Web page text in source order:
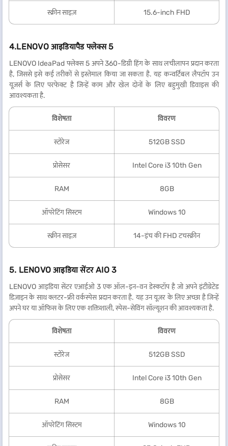
स्क्रीन साइज़ 15.6-inch FHD
4.LENOVO आइडियापैड फ्लेक्स 5
LENOVO IdeaPad फ्लेक्स 5 अपने 360-डिग्री हिंग के साथ लचीलापन प्रदान करता
है, जिससे इसे कई तरीकों से इस्तेमाल किया जा सकता है. यह कन्वर्टिबल लैपटॉप उन
यूज़र्स के लिए परफेक्ट है जिन्हें काम और खेल दोनों के लिए बहुमुखी डिवाइस की
आवश्यकता है.
विशेषता विवरण
स्टोरेज 512GB SSD
प्रोसेसर Intel Core i3 10th Gen
RAM 8GB
ऑपरेटिंग सिस्टम Windows 10
स्क्रीन साइज़ 14-इंच की FHD टचस्क्रीन
5. LENOVO आइडिया सेंटर AIO 3
LENOVO आइडिया सेंटर एआईओ 3 एक ऑल-इन-वन डेस्कटॉप है जो अपने इंटीग्रेटेड
डिज़ाइन के साथ क्लटर-फ्री वर्कस्पेस प्रदान करता है. यह उन यूज़र के लिए अच्छा है जिन्हें
अपने घर या ऑफिस के लिए एक शक्तिशाली, स्पेस-सेविंग सॉल्यूशन की आवश्यकता है.
विशेषता विवरण
स्टोरेज 512GB SSD
प्रोसेसर Intel Core i3 10th Gen
RAM 8GB
ऑपरेटिंग सिस्टम Windows 10